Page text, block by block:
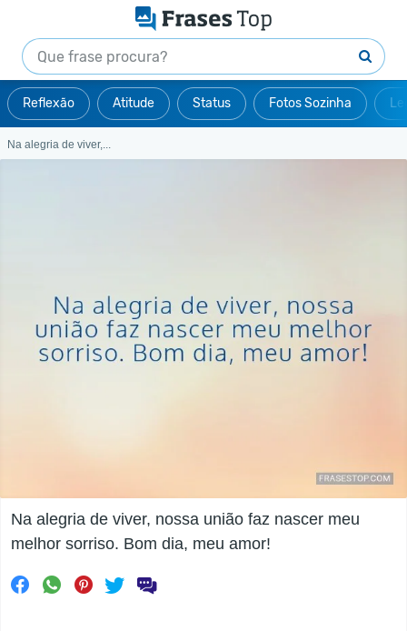
Reflexão Atitude Status Fotos Sozinha
Na alegria de viver,...
Na alegria de viver, nossa união faz nascer meu
melhor sorriso. Bom dia, meu amor!